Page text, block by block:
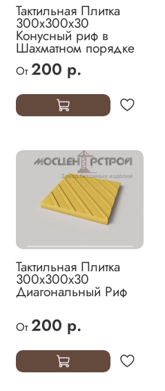
Тактильная Плитка
300х300х30
Конусный риф в
Шахматном порядке
От 200 р.
Тактильная Плитка
300х300х30
Диагональный Риф
От 200 р.